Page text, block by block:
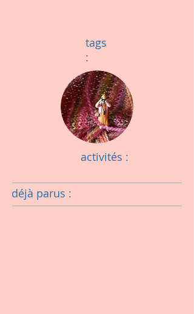
tags
:
activités :
déjà parus :